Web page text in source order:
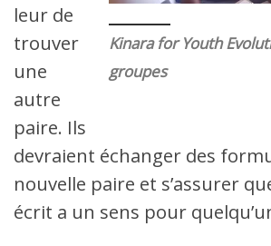
Kinara for Youth
groupes
leur de
trouver
une
autre
paire. Ils
devraient échanger des
nouvelle paire et s’assurer
écrit a un sens pour